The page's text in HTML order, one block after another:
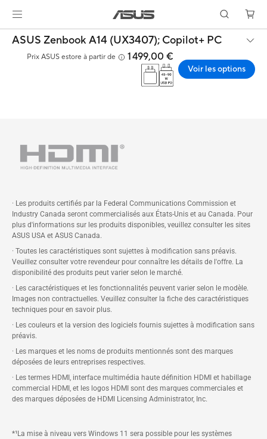
ASUS Zenbook A14 (UX3407); Copilot+ PC
Prix ASUS estore à partir de 1 499,00 €
Voir les options
· Les produits certifiés par la Federal Communications Commission et
Industry Canada seront commercialisés aux États-Unis et au Canada. Pour
plus d'informations sur les produits disponibles, veuillez consulter les sites
ASUS USA et ASUS Canada.
· Toutes les caractéristiques sont sujettes à modification sans préavis.
Veuillez consulter votre revendeur pour connaître les détails de l'offre. La
disponibilité des produits peut varier selon le marché.
· Les caractéristiques et les fonctionnalités peuvent varier selon le modèle.
Images non contractuelles. Veuillez consulter la fiche des caractéristiques
techniques pour en savoir plus.
· Les couleurs et la version des logiciels fournis sujettes à modification sans
préavis.
· Les marques et les noms de produits mentionnés sont des marques
déposées de leurs entreprises respectives.
· Les termes HDMI, interface multimédia haute définition HDMI et habillage
commercial HDMI, et les logos HDMI sont des marques commerciales et
des marques déposées de HDMI Licensing Administrator, Inc.
*¹La mise à niveau vers Windows 11 sera possible pour les systèmes